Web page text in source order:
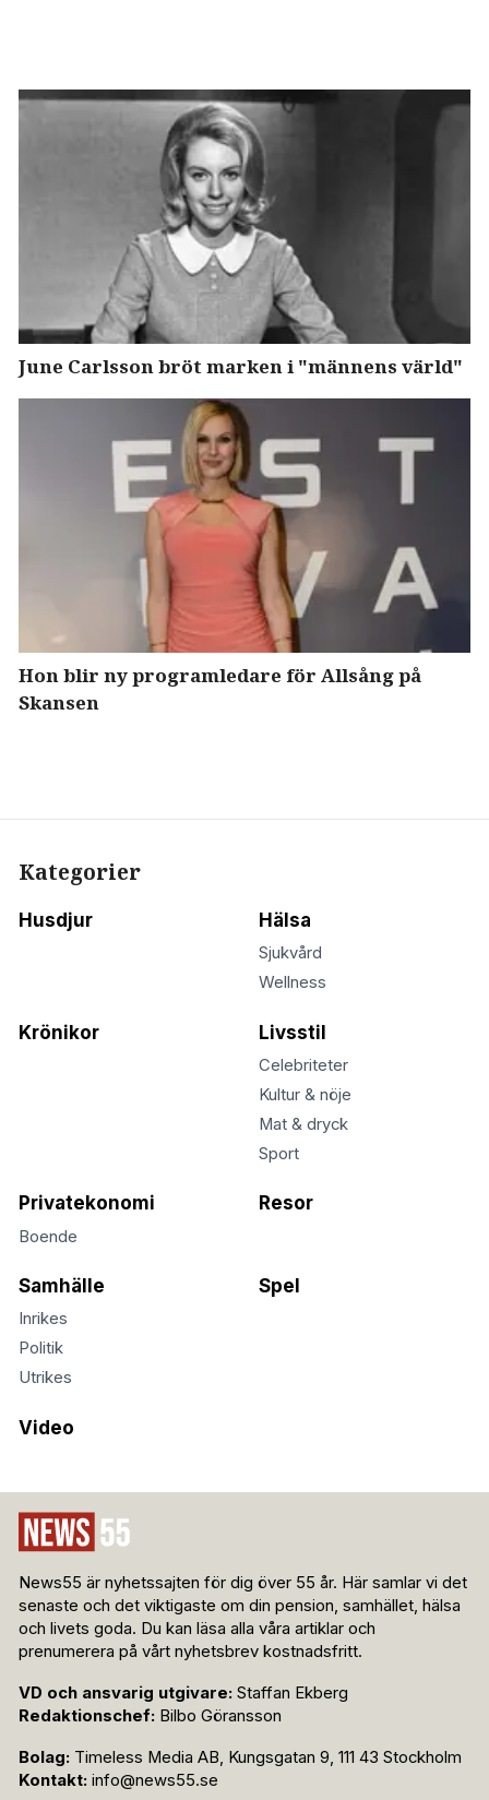
June Carlsson bröt marken i "männens värld"
Hon blir ny programledare för Allsång på
Skansen
Kategorier
Husdjur Hälsa
Sjukvård
Wellness
Krönikor Livsstil
Celebriteter
Kultur & nöje
Mat & dryck
Sport
Privatekonomi
Boende
Resor
Samhälle
Inrikes
Politik
Utrikes
Spel
Video
News55 är nyhetssajten för dig över 55 år. Här samlar vi det
senaste och det viktigaste om din pension, samhället, hälsa
och livets goda. Du kan läsa alla våra artiklar och
prenumerera på vårt nyhetsbrev kostnadsfritt.
VD och ansvarig utgivare: Staffan Ekberg
Redaktionschef: Bilbo Göransson
Bolag: Timeless Media AB, Kungsgatan 9, 111 43 Stockholm
Kontakt: info@news55.se